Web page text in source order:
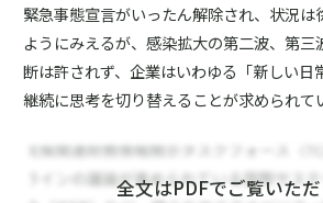
緊急事態宣言がいったん解除され、状況は
ようにみえるが、感染拡大の第二波、第三
断は許されず、企業はいわゆる「新しい日
継続に思考を切り替えることが求められて
全文はPDFでご覧いた